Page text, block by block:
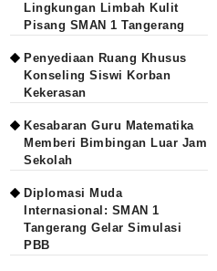
Lingkungan Limbah Kulit
Pisang SMAN 1 Tangerang
Penyediaan Ruang Khusus
Konseling Siswi Korban
Kekerasan
Kesabaran Guru Matematika
Memberi Bimbingan Luar Jam
Sekolah
Diplomasi Muda
Internasional: SMAN 1
Tangerang Gelar Simulasi
PBB